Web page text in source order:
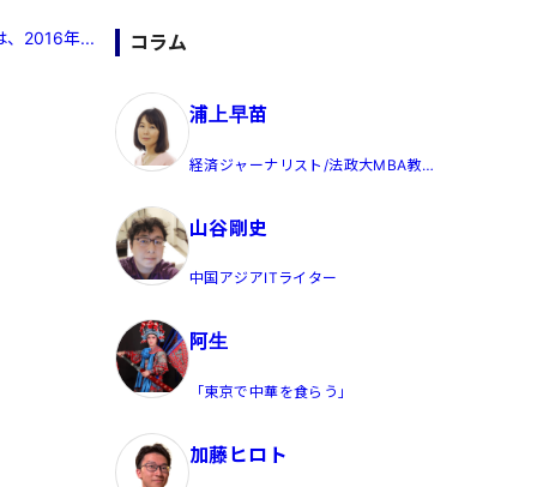
、2016年... コラム
浦上早苗
経済ジャーナリスト/法政大MBA教
山谷剛史
中国アジアITライター
阿生
「東京で中華を食らう」
加藤ヒロト